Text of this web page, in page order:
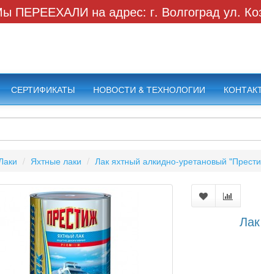
ПЕРЕЕХАЛИ на адрес: г. Волгоград ул.
СЕРТИФИКАТЫ НОВОСТИ & ТЕХНОЛОГИИ
Яхтные лаки Лак яхтный алкидно-уретановый